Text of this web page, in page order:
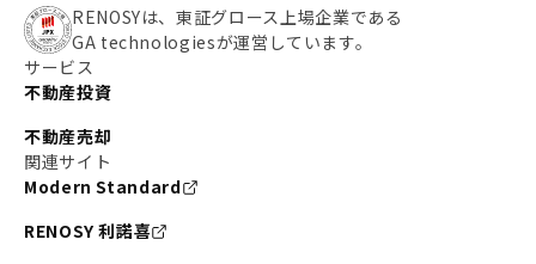
RENOSYは、東証グロース上場企業である
GA technologiesが運営しています。
サービス
不動産投資
不動産売却
関連サイト
Modern Standard
RENOSY 利諾喜